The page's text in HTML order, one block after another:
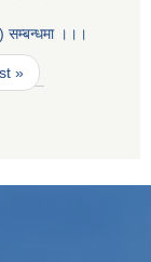
सम्बन्धमा ।।।
»